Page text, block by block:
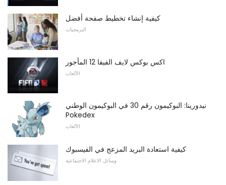
كيفية إنشاء تخطيط صفحة أفضل
البرمجيات
اكس بوكس ​​لايف الفيفا 12 المأجور
الألعاب
نيدورينا: البوكيمون رقم 30 في البوكيمون الوطني
Pokedex
الألعاب
كيفية استعادة البريد المزعج في الفيسبوك
وسائل الاعلام الاجتماعية